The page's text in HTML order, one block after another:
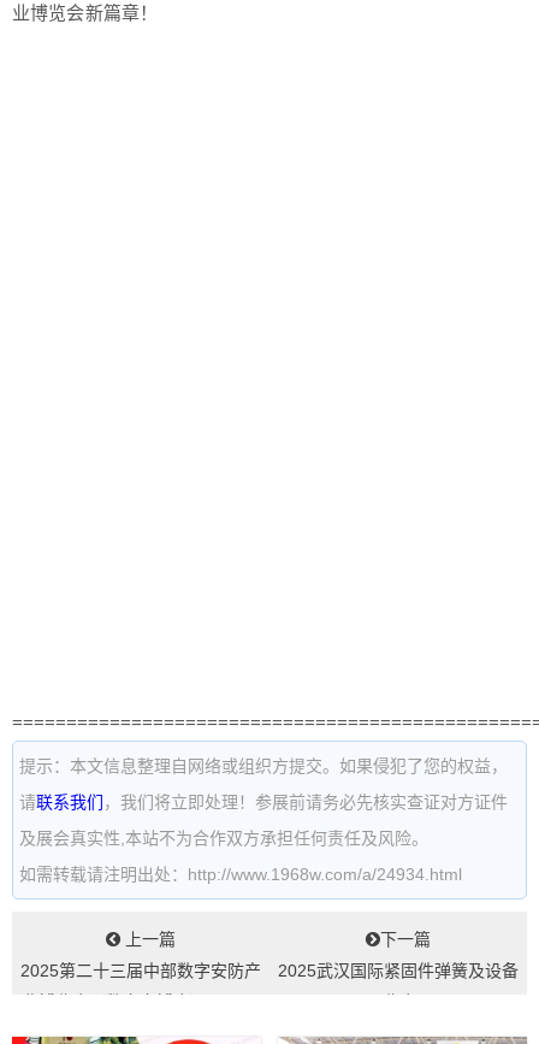
业博览会新篇章！
提示：本文信息整理自网络或组织方提交。如果侵犯了您的权益，
请联系我们 ，我们将立即处理！参展前请务必先核实查证对方证件
及展会真实性,本站不为合作双方承担任何责任及风险。
如需转载请注明出处：http://www.1968w.com/a/24934.html
上一篇
2025第二十三届中部数字安防产
会网...
下一篇
2025武汉国际紧固件弹簧及设备